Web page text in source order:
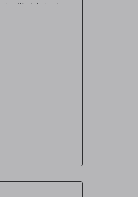
What she has in